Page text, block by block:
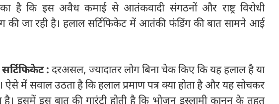
है कि इस अवैध कमाई से आतंकवादी संगठनों और राष्ट्र विरोधी
की जा रही है। हलाल सर्टिफिकेट में आतंकी फंडिंग की बात सामने आई
: दरअसल, ज्‍यादातर लोग बिना चेक किए कि यह हलाल है या
ऐसे में सवाल उठता है कि हलाल प्रमाण पत्र क्या होता है और यह सोचकर
है। इसमें इस बात की गारंटी होती है कि भोजन इस्लामी कानून के तहत